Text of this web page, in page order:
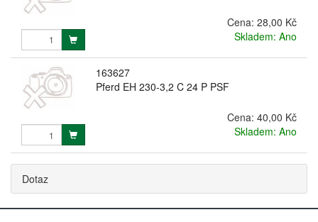
Cena: 28,00 Kč
Skladem: Ano
163627
Pferd EH 230-3,2 C 24 P PSF
Cena: 40,00 Kč
Skladem: Ano
Dotaz